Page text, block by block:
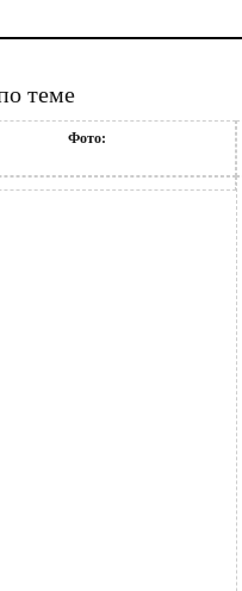
теме
Фото: